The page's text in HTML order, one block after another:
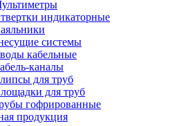
индикаторные
системы
кабельные
каналы
для труб
для труб
гофрированные
продукция